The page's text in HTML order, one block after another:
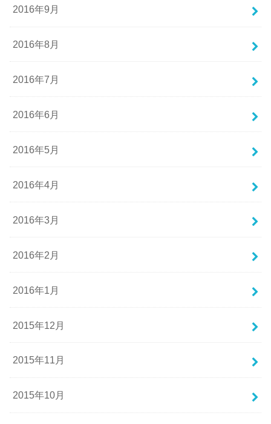
2016年9月
2016年8月
2016年7月
2016年6月
2016年5月
2016年4月
2016年3月
2016年2月
2016年1月
2015年12月
2015年11月
2015年10月